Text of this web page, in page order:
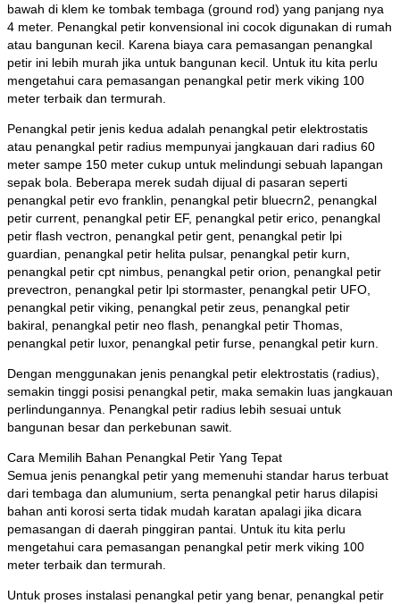
bawah di klem ke tombak tembaga (ground rod) yang panjang nya
4 meter. Penangkal petir konvensional ini cocok digunakan di rumah
atau bangunan kecil. Karena biaya cara pemasangan penangkal
petir ini lebih murah jika untuk bangunan kecil. Untuk itu kita perlu
mengetahui cara pemasangan penangkal petir merk viking 100
meter terbaik dan termurah.
Penangkal petir jenis kedua adalah penangkal petir elektrostatis
atau penangkal petir radius mempunyai jangkauan dari radius 60
meter sampe 150 meter cukup untuk melindungi sebuah lapangan
sepak bola. Beberapa merek sudah dijual di pasaran seperti
penangkal petir evo franklin, penangkal petir bluecrn2, penangkal
petir current, penangkal petir EF, penangkal petir erico, penangkal
petir flash vectron, penangkal petir gent, penangkal petir lpi
guardian, penangkal petir helita pulsar, penangkal petir kurn,
penangkal petir cpt nimbus, penangkal petir orion, penangkal petir
prevectron, penangkal petir lpi stormaster, penangkal petir UFO,
penangkal petir viking, penangkal petir zeus, penangkal petir
bakiral, penangkal petir neo flash, penangkal petir Thomas,
penangkal petir luxor, penangkal petir furse, penangkal petir kurn.
Dengan menggunakan jenis penangkal petir elektrostatis (radius),
semakin tinggi posisi penangkal petir, maka semakin luas jangkauan
perlindungannya. Penangkal petir radius lebih sesuai untuk
bangunan besar dan perkebunan sawit.
Cara Memilih Bahan Penangkal Petir Yang Tepat
Semua jenis penangkal petir yang memenuhi standar harus terbuat
dari tembaga dan alumunium, serta penangkal petir harus dilapisi
bahan anti korosi serta tidak mudah karatan apalagi jika dicara
pemasangan di daerah pinggiran pantai. Untuk itu kita perlu
mengetahui cara pemasangan penangkal petir merk viking 100
meter terbaik dan termurah.
Untuk proses instalasi penangkal petir yang benar, penangkal petir